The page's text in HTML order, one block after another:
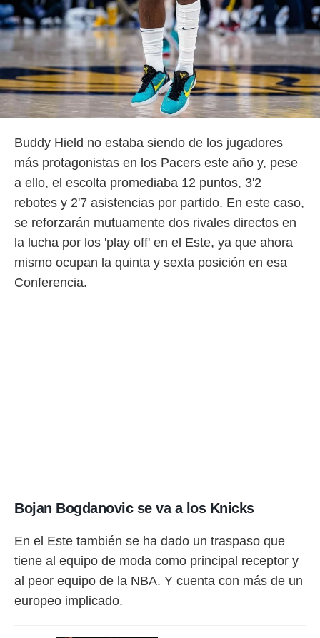
Buddy Hield no estaba siendo de los jugadores
más protagonistas en los Pacers este año y, pese
a ello, el escolta promediaba 12 puntos, 3'2
rebotes y 2'7 asistencias por partido. En este caso,
se reforzarán mutuamente dos rivales directos en
la lucha por los 'play off' en el Este, ya que ahora
mismo ocupan la quinta y sexta posición en esa
Conferencia.
Bojan Bogdanovic se va a los Knicks
En el Este también se ha dado un traspaso que
tiene al equipo de moda como principal receptor y
al peor equipo de la NBA. Y cuenta con más de un
europeo implicado.